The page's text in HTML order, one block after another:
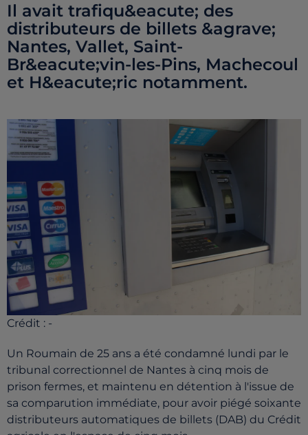
Il avait trafiqu&eacute; des
distributeurs de billets &agrave;
Nantes, Vallet, Saint-
Br&eacute;vin-les-Pins, Machecoul
et H&eacute;ric notamment.
Crédit : -
Un Roumain de 25 ans a été condamné lundi par le
tribunal correctionnel de Nantes à cinq mois de
prison fermes, et maintenu en détention à l'issue de
sa comparution immédiate, pour avoir piégé soixante
distributeurs automatiques de billets (DAB) du Crédit